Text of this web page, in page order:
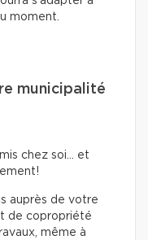
moment.
municipalité
chez soi… et
auprès de votre
de copropriété
même à